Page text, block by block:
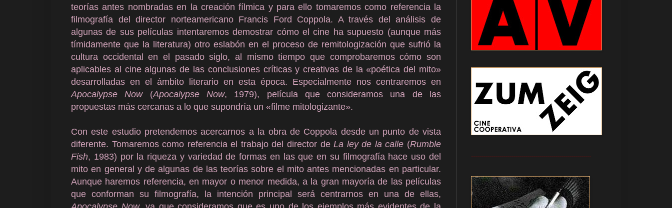
teorías antes nombradas en la creación fílmica y para ello tomaremos como referencia la
filmografía del director norteamericano Francis Ford Coppola. A través del análisis de
algunas de sus películas intentaremos demostrar cómo el cine ha supuesto (aunque más
tímidamente que la literatura) otro eslabón en el proceso de remitologización que sufrió la
cultura occidental en el pasado siglo, al mismo tiempo que comprobaremos cómo son
aplicables al cine algunas de las conclusiones críticas y creativas de la «poética del mito»
desarrolladas en el ámbito literario en esta época. Especialmente nos centraremos en
Apocalypse Now(Apocalypse Now, 1979), película que consideramos una de las
propuestas más cercanas a lo que supondría un «filme mitologizante».
Con este estudio pretendemos acercarnos a la obra de Coppola desde un punto de vista
diferente. Tomaremos como referencia el trabajo del director deLa ley de la calle (Rumble
Fish, 1983) por la riqueza y variedad de formas en las que en su filmografía hace uso del
mito en general y de algunas de las teorías sobre el mito antes mencionadas en particular.
Aunque haremos referencia, en mayor o menor medida, a la gran mayoría de las películas
que conforman su filmografía, la intención principal será centrarnos en una de ellas,
------------------------------------------------------------